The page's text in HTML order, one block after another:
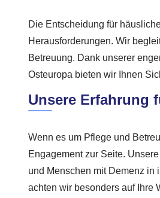
Die Entscheidung für
Herausforderungen. Wir
Betreuung. Dank unserer
Osteuropa bieten wir Ihnen
Unsere Erfahrung
Wenn es um Pflege und
Engagement zur Seite.
und Menschen mit Demenz in
achten wir besonders auf Ihre